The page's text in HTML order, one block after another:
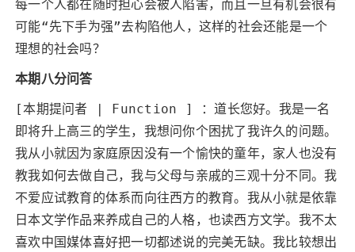
每一个人都在随时担心会被人陷害，而且一旦有机会很有
可能“先下手为强”去构陷他人，这样的社会还能是一个
理想的社会吗？
本期八分问答
[本期提问者 | Function ] ：道长您好。我是一名
即将升上高三的学生，我想问你个困扰了我许久的问题。
我从小就因为家庭原因没有一个愉快的童年，家人也没有
教我如何去做自己，我与父母与亲戚的三观十分不同。我
不爱应试教育的体系而向往西方的教育。我从小就是依靠
日本文学作品来养成自己的人格，也读西方文学。我不太
喜欢中国媒体喜好把一切都述说的完美无缺。我比较想出